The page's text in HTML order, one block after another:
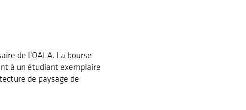
de l’OALA. La bourse
à un étudiant exemplaire
de paysage de